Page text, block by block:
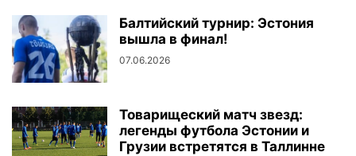
Балтийский турнир: Эстония
вышла в финал!
07.06.2026
Товарищеский матч звезд:
легенды футбола Эстонии и
Грузии встретятся в Таллинне